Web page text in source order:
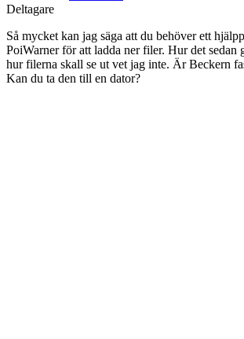
Deltagare
Så mycket kan jag säga att du behöver ett
PoiWarner för att ladda ner filer. Hur det sedan
hur filerna skall se ut vet jag inte. Är Beckern
Kan du ta den till en dator?